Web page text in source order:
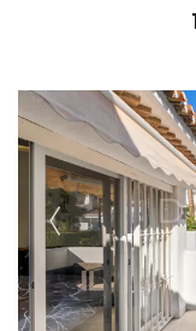
Previous